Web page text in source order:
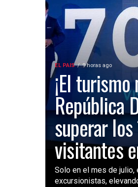
EL PAIS 9 horas ago
¡El
República
superar
visitantes
Solo en el mes de
excursionistas,